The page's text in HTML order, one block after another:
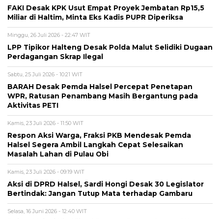
FAKI Desak KPK Usut Empat Proyek Jembatan Rp15,5
Miliar di Haltim, Minta Eks Kadis PUPR Diperiksa
Minggu, 26 Juli 2026 - 22:47 WIT
LPP Tipikor Halteng Desak Polda Malut Selidiki Dugaan
Perdagangan Skrap Ilegal
Sabtu, 25 Juli 2026 - 10:21 WIT
BARAH Desak Pemda Halsel Percepat Penetapan
WPR, Ratusan Penambang Masih Bergantung pada
Aktivitas PETI
Kamis, 23 Juli 2026 - 11:50 WIT
Respon Aksi Warga, Fraksi PKB Mendesak Pemda
Halsel Segera Ambil Langkah Cepat Selesaikan
Masalah Lahan di Pulau Obi
Kamis, 23 Juli 2026 - 09:19 WIT
Aksi di DPRD Halsel, Sardi Hongi Desak 30 Legislator
Bertindak: Jangan Tutup Mata terhadap Gambaru
Selasa, 16 Juni 2026 - 12:40 WIT